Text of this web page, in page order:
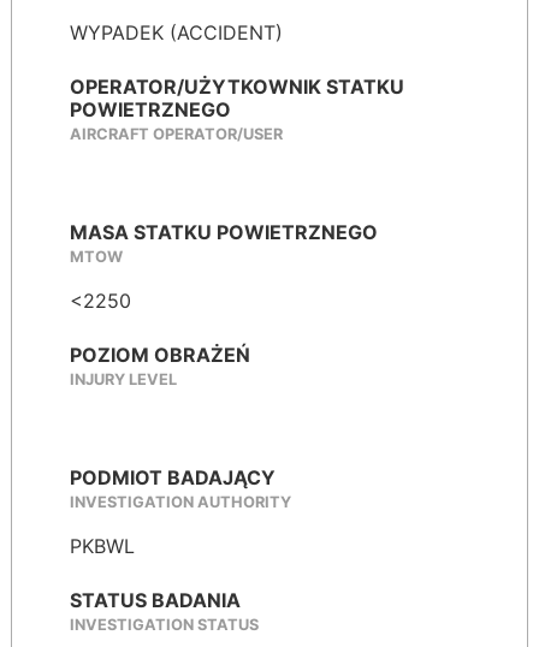
WYPADEK (ACCIDENT)
OPERATOR/UŻYTKOWNIK STATKU
POWIETRZNEGO
AIRCRAFT OPERATOR/USER
MASA STATKU POWIETRZNEGO
MTOW
<2250
POZIOM OBRAŻEŃ
INJURY LEVEL
PODMIOT BADAJĄCY
INVESTIGATION AUTHORITY
PKBWL
STATUS BADANIA
INVESTIGATION STATUS